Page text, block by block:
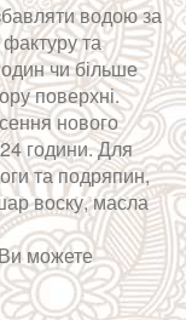
водою за
та
чи більше
поверхні.
нового
години. Для
та подряпин,
воску, масла
можете